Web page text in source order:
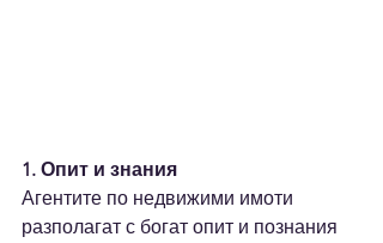
1. Опит и знания
Агентите по недвижими имоти
разполагат с богат опит и познания